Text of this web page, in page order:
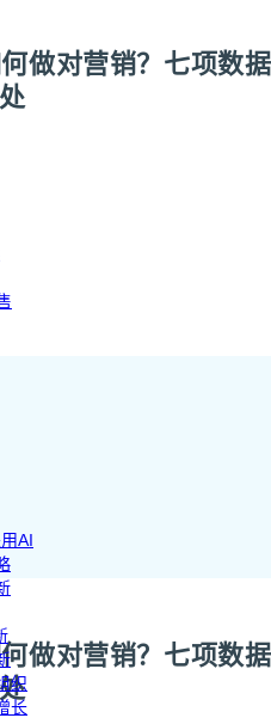
AI
织
长
做对营销？七项数据
做对营销？七项数据